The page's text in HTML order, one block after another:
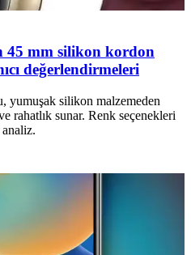
45 mm silikon kordon
değerlendirmeleri
yumuşak silikon malzemeden
rahatlık sunar. Renk seçenekleri
analiz.